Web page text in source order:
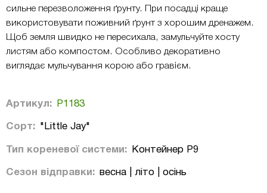
сильне перезволоження ґрунту. При посадці краще
використовувати поживний ґрунт з хорошим дренажем.
Щоб земля швидко не пересихала, замульчуйте хосту
листям або компостом. Особливо декоративно
виглядає мульчування корою або гравієм.
Артикул: Р1183
Сорт: "Little Jay"
Тип кореневої системи: Контейнер P9
Сезон відправки: весна | літо | осінь